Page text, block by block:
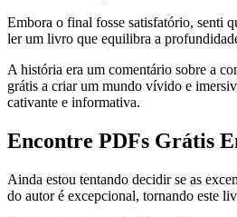
Embora o final fosse satisfatório, senti
ler um livro que equilibra a
A história era um comentário sobre a
grátis a criar um mundo vívido e
cativante e informativa.
Encontre PDFs Grátis
Ainda estou tentando decidir se as
do autor é excepcional, tornando este